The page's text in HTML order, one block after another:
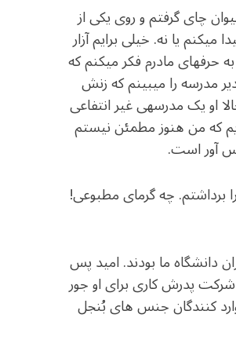
لیوان چای گرفتم و روی یکی از
می­کنم یا نه. خیلی برایم آزار
حرف­های مادرم فکر می­کنم که
مدرسه را می­بینم که زنش
او یک مدرسه­ی غیر انتفاعی
که من هنوز مطمئن نیستم
آور است.
برداشتم. چه گرمای مطبوعی!
دانشگاه ما بودند. امید پس
شرکت پدرش کاری برای او جور
وارد کنندگان جنس­ های بُنجل